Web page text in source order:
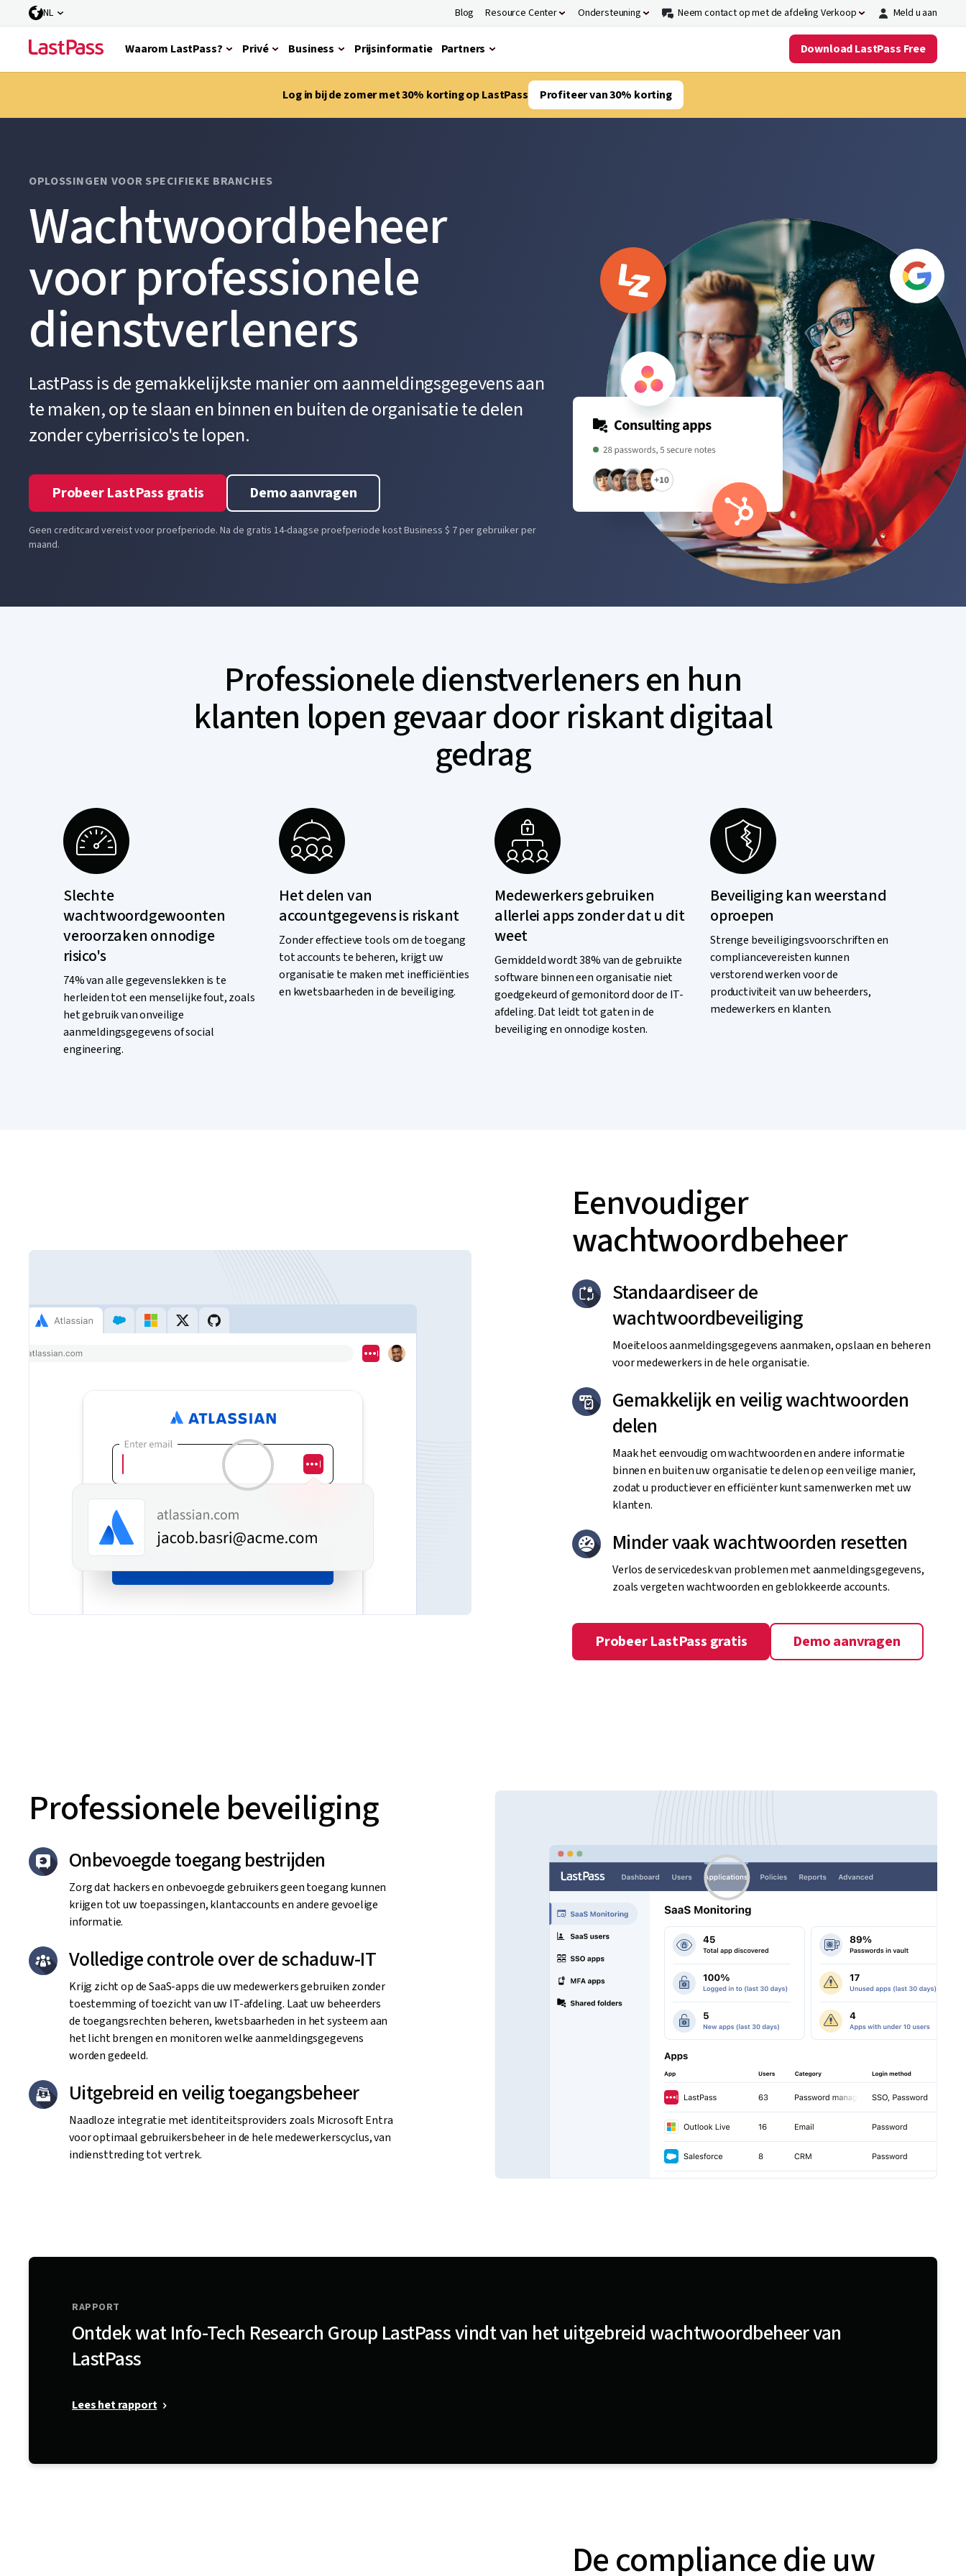
NL Blog Resource Center Ondersteuning Neem contact op met de afdeling Verkoop Meld u aan
Waarom LastPass? Privé Business Prijsinformatie Partners Download LastPass Free
Log in bij de zomer met 30% korting op LastPass Profiteer van 30% korting
OPLOSSINGEN VOOR SPECIFIEKE BRANCHES
Wachtwoordbeheer
voor professionele
dienstverleners
LastPass is de gemakkelijkste manier om aanmeldingsgegevens aan
te maken, op te slaan en binnen en buiten de organisatie te delen
zonder cyberrisico's te lopen.
Probeer LastPass gratis Demo aanvragen
Geen creditcard vereist voor proefperiode. Na de gratis 14-daagse proefperiode kost Business $ 7 per gebruiker per
maand.
Professionele dienstverleners en hun
klanten lopen gevaar door riskant digitaal
gedrag
Slechte
wachtwoordgewoonten
veroorzaken onnodige
risico's
74% van alle gegevenslekken is te
herleiden tot een menselijke fout, zoals
het gebruik van onveilige
aanmeldingsgegevens of social
engineering.
Het delen van
accountgegevens is riskant
Zonder effectieve tools om de toegang
tot accounts te beheren, krijgt uw
organisatie te maken met inefficiënties
en kwetsbaarheden in de beveiliging.
Medewerkers gebruiken
allerlei apps zonder dat u dit
weet
Gemiddeld wordt 38% van de gebruikte
software binnen een organisatie niet
goedgekeurd of gemonitord door de IT-
afdeling. Dat leidt tot gaten in de
beveiliging en onnodige kosten.
Beveiliging kan weerstand
oproepen
Strenge beveiligingsvoorschriften en
compliancevereisten kunnen
verstorend werken voor de
productiviteit van uw beheerders,
medewerkers en klanten.
Eenvoudiger
wachtwoordbeheer
Standaardiseer de
wachtwoordbeveiliging
Moeiteloos aanmeldingsgegevens aanmaken, opslaan en beheren
voor medewerkers in de hele organisatie.
Gemakkelijk en veilig wachtwoorden
delen
Maak het eenvoudig om wachtwoorden en andere informatie
binnen en buiten uw organisatie te delen op een veilige manier,
zodat u productiever en efficiënter kunt samenwerken met uw
klanten.
Minder vaak wachtwoorden resetten
Verlos de servicedesk van problemen met aanmeldingsgegevens,
zoals vergeten wachtwoorden en geblokkeerde accounts.
Probeer LastPass gratis Demo aanvragen
Professionele beveiliging
Onbevoegde toegang bestrijden
Zorg dat hackers en onbevoegde gebruikers geen toegang kunnen
krijgen tot uw toepassingen, klantaccounts en andere gevoelige
informatie.
Volledige controle over de schaduw-IT
Krijg zicht op de SaaS-apps die uw medewerkers gebruiken zonder
toestemming of toezicht van uw IT-afdeling. Laat uw beheerders
de toegangsrechten beheren, kwetsbaarheden in het systeem aan
het licht brengen en monitoren welke aanmeldingsgegevens
worden gedeeld.
Uitgebreid en veilig toegangsbeheer
Naadloze integratie met identiteitsproviders zoals Microsoft Entra
voor optimaal gebruikersbeheer in de hele medewerkerscyclus, van
indiensttreding tot vertrek.
RAPPORT
Ontdek wat Info-Tech Research Group LastPass vindt van het uitgebreid wachtwoordbeheer van
LastPass
Lees het rapport
De compliance die uw